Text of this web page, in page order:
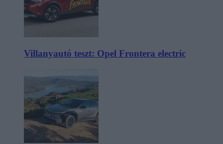
Villanyautó teszt: Opel Frontera electric